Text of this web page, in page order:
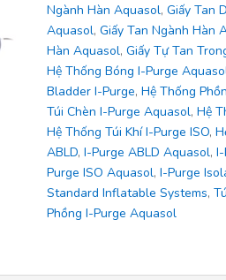
Ngành Hàn Aquasol, Giấy Tan
Aquasol, Giấy Tan Ngành Hàn
Hàn Aquasol, Giấy Tự Tan
Hệ Thống Bóng I-Purge
Bladder I-Purge, Hệ Thống
Túi Chèn I-Purge Aquasol, Hệ
Hệ Thống Túi Khí I-Purge ISO,
ABLD, I-Purge ABLD Aquasol,
Purge ISO Aquasol, I-Purge
Standard Inflatable Systems,
Phồng I-Purge Aquasol